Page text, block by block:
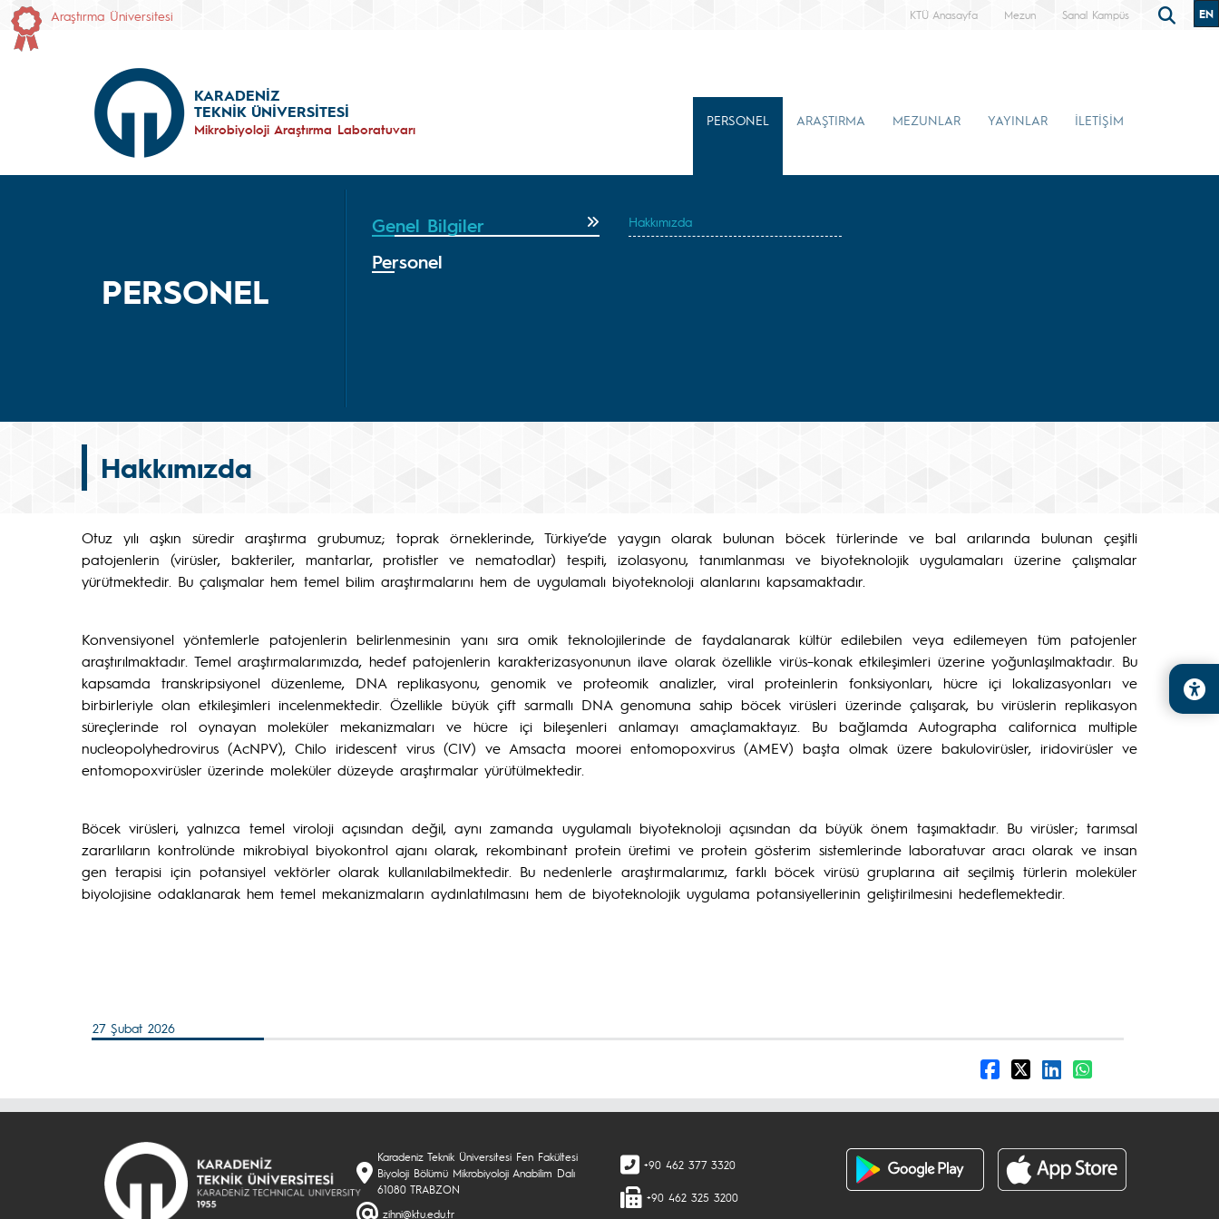
Araştırma Üniversitesi KTÜ Anasayfa Mezun Sanal Kampüs EN
KARADENİZ
TEKNİK ÜNİVERSİTESİ
Mikrobiyoloji Araştırma Laboratuvarı
PERSONEL ARAŞTIRMA MEZUNLAR YAYINLAR İLETİŞİM
PERSONEL
Genel Bilgiler
Personel
Hakkımızda
Hakkımızda
Otuz yılı aşkın süredir araştırma grubumuz; toprak örneklerinde, Türkiye’de yaygın olarak bulunan böcek türlerinde ve bal arılarında bulunan çeşitli
patojenlerin (virüsler, bakteriler, mantarlar, protistler ve nematodlar) tespiti, izolasyonu, tanımlanması ve biyoteknolojik uygulamaları üzerine çalışmalar
yürütmektedir. Bu çalışmalar hem temel bilim araştırmalarını hem de uygulamalı biyoteknoloji alanlarını kapsamaktadır.
Konvensiyonel yöntemlerle patojenlerin belirlenmesinin yanı sıra omik teknolojilerinde de faydalanarak kültür edilebilen veya edilemeyen tüm patojenler
araştırılmaktadır. Temel araştırmalarımızda, hedef patojenlerin karakterizasyonunun ilave olarak özellikle virüs–konak etkileşimleri üzerine yoğunlaşılmaktadır. Bu
kapsamda transkripsiyonel düzenleme, DNA replikasyonu, genomik ve proteomik analizler, viral proteinlerin fonksiyonları, hücre içi lokalizasyonları ve
birbirleriyle olan etkileşimleri incelenmektedir. Özellikle büyük çift sarmallı DNA genomuna sahip böcek virüsleri üzerinde çalışarak, bu virüslerin replikasyon
süreçlerinde rol oynayan moleküler mekanizmaları ve hücre içi bileşenleri anlamayı amaçlamaktayız. Bu bağlamda Autographa californica multiple
nucleopolyhedrovirus (AcNPV), Chilo iridescent virus (CIV) ve Amsacta moorei entomopoxvirus (AMEV) başta olmak üzere bakulovirüsler, iridovirüsler ve
entomopoxvirüsler üzerinde moleküler düzeyde araştırmalar yürütülmektedir.
Böcek virüsleri, yalnızca temel viroloji açısından değil, aynı zamanda uygulamalı biyoteknoloji açısından da büyük önem taşımaktadır. Bu virüsler; tarımsal
zararlıların kontrolünde mikrobiyal biyokontrol ajanı olarak, rekombinant protein üretimi ve protein gösterim sistemlerinde laboratuvar aracı olarak ve insan
gen terapisi için potansiyel vektörler olarak kullanılabilmektedir. Bu nedenlerle araştırmalarımız, farklı böcek virüsü gruplarına ait seçilmiş türlerin moleküler
biyolojisine odaklanarak hem temel mekanizmaların aydınlatılmasını hem de biyoteknolojik uygulama potansiyellerinin geliştirilmesini hedeflemektedir.
27 Şubat 2026
Karadeniz Teknik Üniversitesi Fen Fakültesi
Biyoloji Bölümü Mikrobiyoloji Anabilim Dalı
61080 TRABZON
zihni@ktu.edu.tr
+90 462 377 3320
+90 462 325 3200